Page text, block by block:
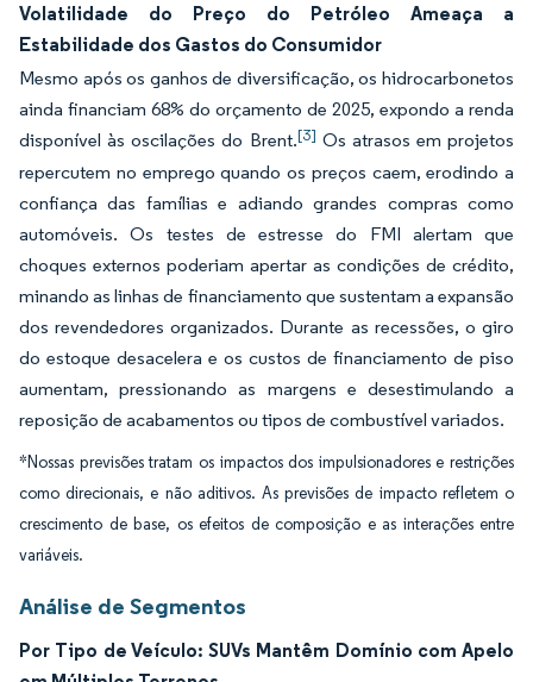
Volatilidade do Preço do Petróleo Ameaça a
Estabilidade dos Gastos do Consumidor
Mesmo após os ganhos de diversificação, os hidrocarbonetos
ainda financiam 68% do orçamento de 2025, expondo a renda
disponível às oscilações do Brent.[3] Os atrasos em projetos
repercutem no emprego quando os preços caem, erodindo a
confiança das famílias e adiando grandes compras como
automóveis. Os testes de estresse do FMI alertam que
choques externos poderiam apertar as condições de crédito,
minando as linhas de financiamento que sustentam a expansão
dos revendedores organizados. Durante as recessões, o giro
do estoque desacelera e os custos de financiamento de piso
aumentam, pressionando as margens e desestimulando a
reposição de acabamentos ou tipos de combustível variados.
*Nossas previsões tratam os impactos dos impulsionadores e restrições
como direcionais, e não aditivos. As previsões de impacto refletem o
crescimento de base, os efeitos de composição e as interações entre
variáveis.
Análise de Segmentos
Por Tipo de Veículo: SUVs Mantêm Domínio com Apelo